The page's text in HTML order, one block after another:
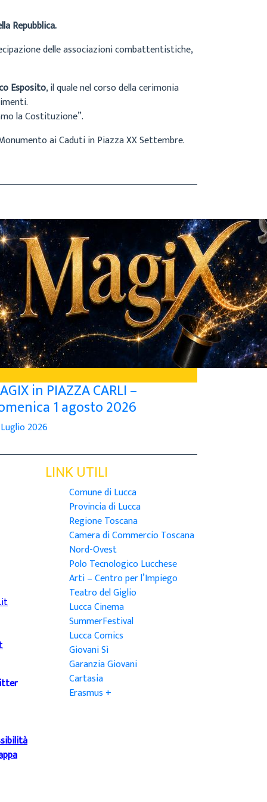
Repubblica.
delle associazioni combattentistiche,
Esposito, il quale nel corso della cerimonia
la Costituzione”.
ai Caduti in Piazza XX Settembre.
in PIAZZA CARLI –
1 agosto 2026
2026
LINK UTILI
Comune di Lucca
Provincia di Lucca
Regione Toscana
Camera di Commercio Toscana
Nord-Ovest
Polo Tecnologico Lucchese
Arti – Centro per l’Impiego
Teatro del Giglio
Lucca Cinema
SummerFestival
Lucca Comics
Giovani Sì
Garanzia Giovani
Cartasia
Erasmus +